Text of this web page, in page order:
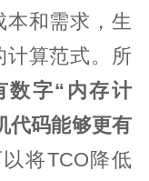
本和需求，生
计算范式。所
数字“内存计
代码能够更有
将TCO降低